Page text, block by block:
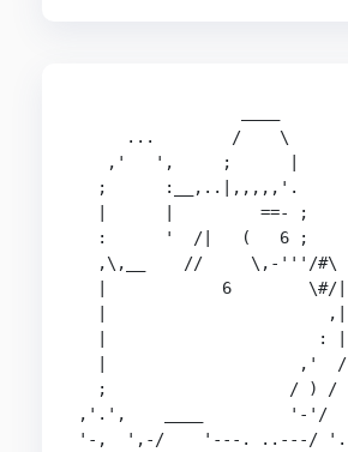
     ...        /    \
   ,'   ',     ;      |
  ;      :__,..|,,,,,'.
  |      |         ==- ;
  :      '  /|   (   6 ;
  ,\,__    //     \,-'''/#\
  |            6        \#/|
  |                       ,|
  |                      : |
  |                    ,'  /
  ;                   / ) /
,'.',    ____         '-'/
'-,  ',-/    '---. ..---/ '.